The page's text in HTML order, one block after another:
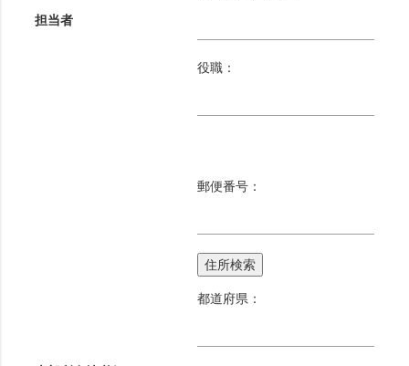
担当者
役職：
郵便番号：
住所検索
都道府県：